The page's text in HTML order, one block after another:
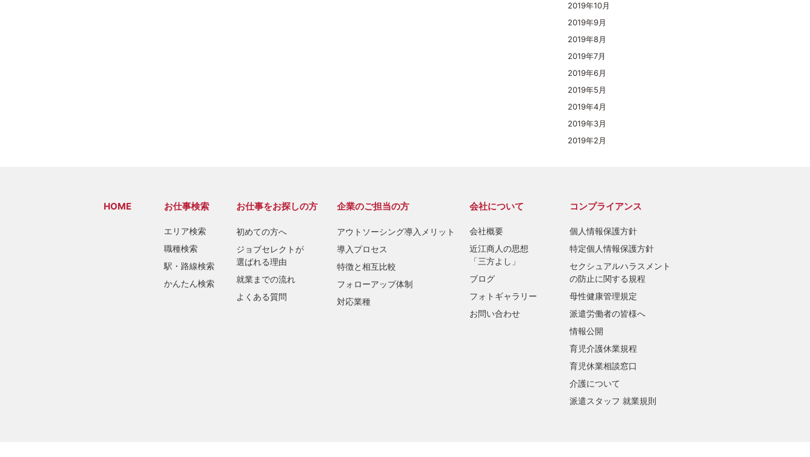
2019年10月
2019年9月
2019年8月
2019年7月
2019年6月
2019年5月
2019年4月
2019年3月
2019年2月
HOME お仕事検索
エリア検索
職種検索
駅・路線検索
かんたん検索
お仕事をお探しの方
初めての方へ
ジョブセレクトが
選ばれる理由
就業までの流れ
よくある質問
企業のご担当の方
アウトソーシング導入メリット
導入プロセス
特徴と相互比較
フォローアップ体制
対応業種
会社について
会社概要
近江商人の思想
「三方よし」
ブログ
フォトギャラリー
お問い合わせ
コンプライアンス
個人情報保護方針
特定個人情報保護方針
セクシュアルハラスメント
の防止に関する規程
母性健康管理規定
派遣労働者の皆様へ
情報公開
育児介護休業規程
育児休業相談窓口
介護について
派遣スタッフ 就業規則